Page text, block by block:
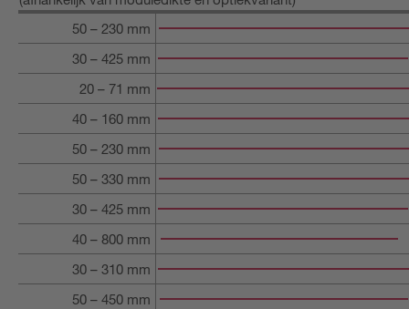
50 – 230 mm
30 – 425 mm
20 – 71 mm
40 – 160 mm
50 – 230 mm
50 – 330 mm
30 – 425 mm
40 – 800 mm
30 – 310 mm
50 – 450 mm